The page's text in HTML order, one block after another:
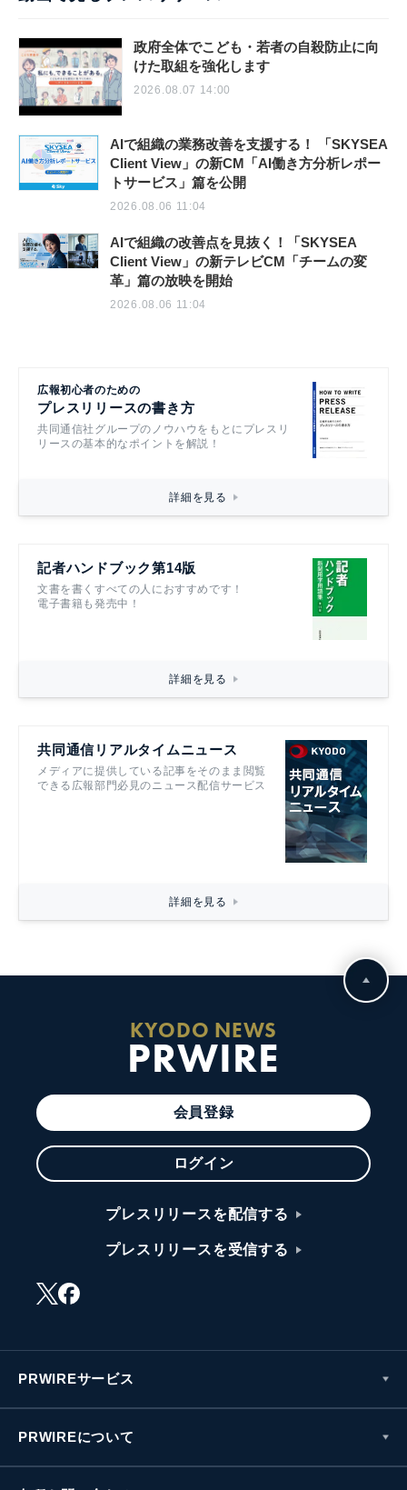
政府全体でこども・若者の自殺防止に向
けた取組を強化します
2026.08.07 14:00
AIで組織の業務改善を支援する！ 「SKYSEA
Client View」の新CM「AI働き方分析レポー
トサービス」篇を公開
2026.08.06 11:04
AIで組織の改善点を見抜く！「SKYSEA
Client View」の新テレビCM「チームの変
革」篇の放映を開始
2026.08.06 11:04
広報初心者のための
プレスリリースの書き方
共同通信社グループのノウハウをもとにプレスリ
リースの基本的なポイントを解説！
詳細を見る
記者ハンドブック第14版
文書を書くすべての人におすすめです！
電子書籍も発売中！
詳細を見る
共同通信リアルタイムニュース
メディアに提供している記事をそのまま閲覧
できる広報部門必見のニュース配信サービス
詳細を見る
KYODO NEWS
PRWIRE
会員登録
ログイン
プレスリリースを配信する
プレスリリースを受信する
PRWIREサービス
PRWIREについて